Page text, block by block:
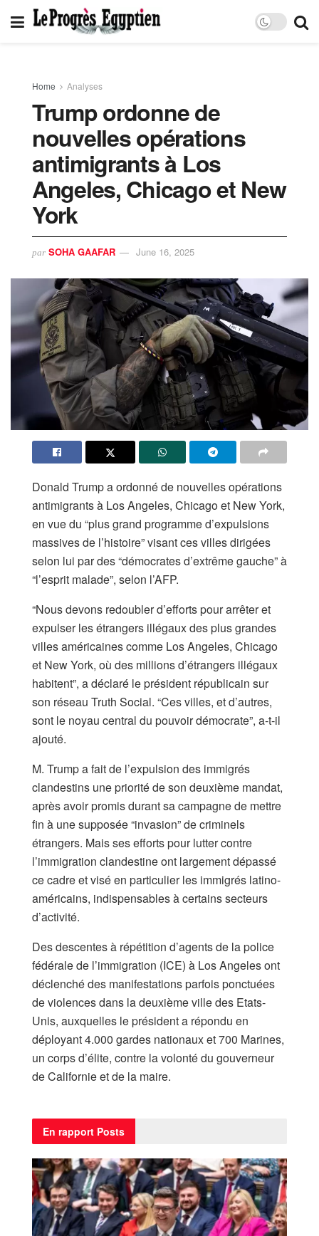
Home Analyses
Trump ordonne de
nouvelles opérations
antimigrants à Los
Angeles, Chicago et New
York
par SOHA GAAFAR June 16, 2025
Donald Trump a ordonné de nouvelles opérations
antimigrants à Los Angeles, Chicago et New York,
en vue du “plus grand programme d’expulsions
massives de l’histoire” visant ces villes dirigées
selon lui par des “démocrates d’extrême gauche” à
“l’esprit malade”, selon l’AFP.
“Nous devons redoubler d’efforts pour arrêter et
expulser les étrangers illégaux des plus grandes
villes américaines comme Los Angeles, Chicago
et New York, où des millions d’étrangers illégaux
habitent”, a déclaré le président républicain sur
son réseau Truth Social. “Ces villes, et d’autres,
sont le noyau central du pouvoir démocrate”, a-t-il
ajouté.
M. Trump a fait de l’expulsion des immigrés
clandestins une priorité de son deuxième mandat,
après avoir promis durant sa campagne de mettre
fin à une supposée “invasion” de criminels
étrangers. Mais ses efforts pour lutter contre
l’immigration clandestine ont largement dépassé
ce cadre et visé en particulier les immigrés latino-
américains, indispensables à certains secteurs
d’activité.
Des descentes à répétition d’agents de la police
fédérale de l’immigration (ICE) à Los Angeles ont
déclenché des manifestations parfois ponctuées
de violences dans la deuxième ville des Etats-
Unis, auxquelles le président a répondu en
déployant 4.000 gardes nationaux et 700 Marines,
un corps d’élite, contre la volonté du gouverneur
de Californie et de la maire.
En rapport Posts